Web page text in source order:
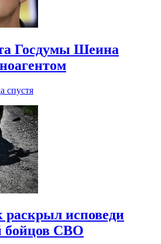
Госдумы Шеина
спустя
исповеди
бойцов СВО